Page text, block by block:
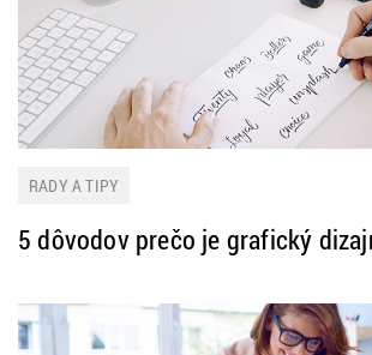
RADY A TIPY
5 dôvodov prečo je grafický